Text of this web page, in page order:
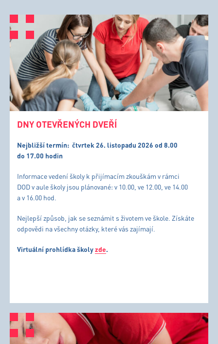
DNY OTEVŘENÝCH DVEŘÍ
Nejbližší termín: čtvrtek 26. listopadu 2026 od 8.00
do 17.00 hodin
Informace vedení školy k přijímacím zkouškám v rámci
DOD v aule školy jsou plánované: v 10.00, ve 12.00, ve 14.00
a v 16.00 hod.
Nejlepší způsob, jak se seznámit s životem ve škole. Získáte
odpovědi na všechny otázky, které vás zajímají.
Virtuální prohlídka školyzde.